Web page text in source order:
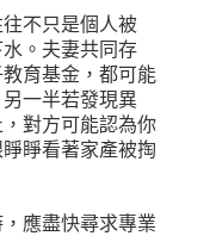
不只是個人被
。夫妻共同存
育基金，都可能
一半若發現異
對方可能認為你
睜看著家產被掏
應盡快尋求專業